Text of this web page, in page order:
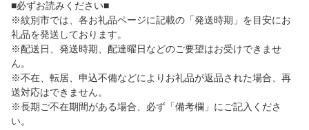
■必ずお読みください■
※紋別市では、各お礼品ページに記載の「発送時期」を目安にお
礼品を発送しております。
※配送日、発送時期、配達曜日などのご要望はお受けできませ
ん。
※不在、転居、申込不備などによりお礼品が返品された場合、再
送対応はできません。
※長期ご不在期間がある場合、必ず「備考欄」にご記入くださ
い。